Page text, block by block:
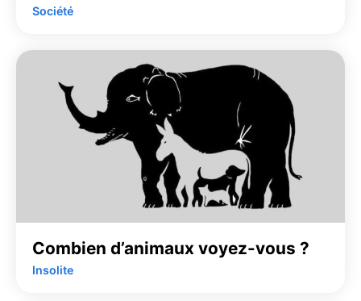
Société
Combien d’animaux voyez-vous ?
Insolite